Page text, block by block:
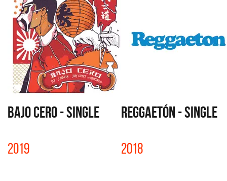
BAJO CERO - SINGLE
2019
REGGAETÓN - SINGLE
2018